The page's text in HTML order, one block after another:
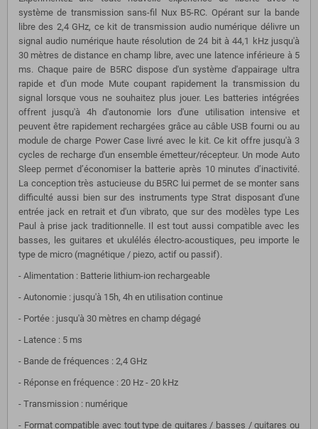
système de transmission sans-fil Nux B5-RC. Opérant sur la bande
libre des 2,4 GHz, ce kit de transmission audio numérique délivre un
signal audio numérique haute résolution de 24 bit à 44,1 kHz jusqu'à
30 mètres de distance en champ libre, avec une latence inférieure à 5
ms. Chaque paire de B5RC dispose d'un système d'appairage ultra
rapide et d'un mode Mute coupant rapidement la transmission du
signal lorsque vous ne souhaitez plus jouer. Les batteries intégrées
offrent jusqu'à 4h d'autonomie lors d'une utilisation intensive et
peuvent être rapidement rechargées grâce au câble USB fourni ou au
module de charge Power Case livré avec le kit. Ce kit offre jusqu'à 3
cycles de recharge d'un ensemble émetteur/récepteur. Un mode Auto
Sleep permet d’économiser la batterie après 10 minutes d’inactivité.
La conception très astucieuse du B5RC lui permet de se monter sans
difficulté aussi bien sur des instruments type Strat disposant d'une
entrée jack en retrait et d'un vibrato, que sur des modèles type Les
Paul à prise jack traditionnelle. Il est tout aussi compatible avec les
basses, les guitares et ukulélés électro-acoustiques, peu importe le
type de micro (magnétique / piezo, actif ou passif).
- Alimentation : Batterie lithium-ion rechargeable
- Autonomie : jusqu'à 15h, 4h en utilisation continue
- Portée : jusqu'à 30 mètres en champ dégagé
- Latence : 5 ms
- Bande de fréquences : 2,4 GHz
- Réponse en fréquence : 20 Hz - 20 kHz
- Transmission : numérique
- Format compatible avec tout type de guitares / basses / guitares ou